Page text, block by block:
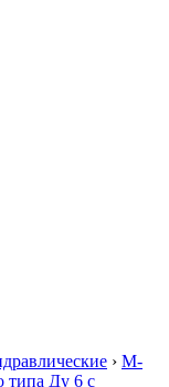
› M-
типа Ду 6 с